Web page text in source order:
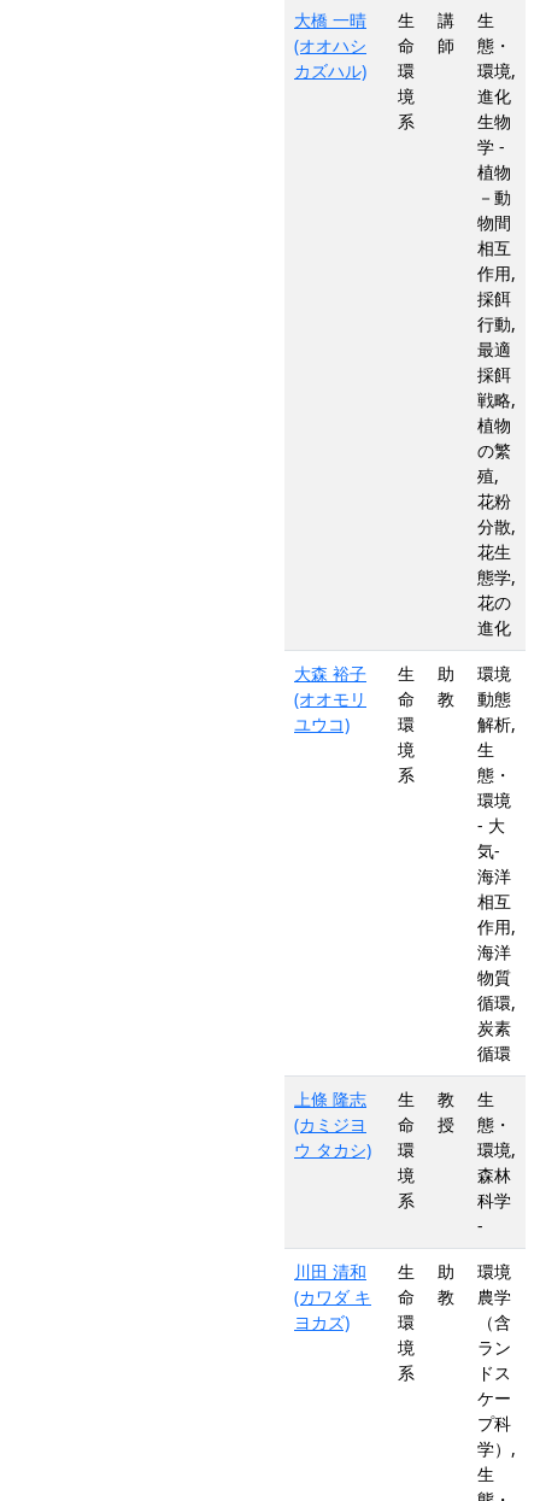
大橋 一晴
(オオハシ
カズハル)
生
命
環
境
系
講
師
生
態・
環境,
進化
生物
学 -
植物
－動
物間
相互
作用,
採餌
行動,
最適
採餌
戦略,
植物
の繁
殖,
花粉
分散,
花生
態学,
花の
進化
大森 裕子
(オオモリ
ユウコ)
生
命
環
境
系
助
教
環境
動態
解析,
生
態・
環境
- 大
気-
海洋
相互
作用,
海洋
物質
循環,
炭素
循環
上條 隆志
(カミジヨ
ウ タカシ)
生
命
環
境
系
教
授
生
態・
環境,
森林
科学
-
川田 清和
(カワダ キ
ヨカズ)
生
命
環
境
系
助
教
環境
農学
（含
ラン
ドス
ケー
プ科
学）,
生